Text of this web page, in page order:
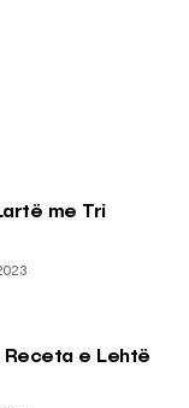
me Tri
Receta e Lehtë